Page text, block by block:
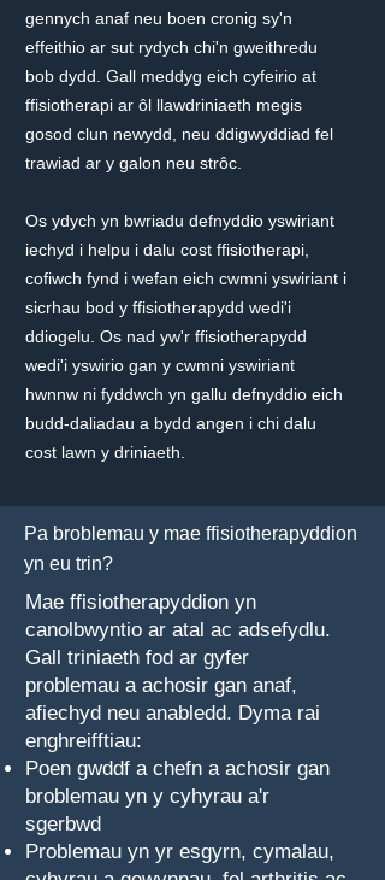
gennych anaf neu boen cronig sy'n
effeithio ar sut rydych chi'n gweithredu
bob dydd. Gall meddyg eich cyfeirio at
ffisiotherapi ar ôl llawdriniaeth megis
gosod clun newydd, neu ddigwyddiad fel
trawiad ar y galon neu strôc.
Os ydych yn bwriadu defnyddio yswiriant
iechyd i helpu i dalu cost ffisiotherapi,
cofiwch fynd i wefan eich cwmni yswiriant i
sicrhau bod y ffisiotherapydd wedi'i
ddiogelu. Os nad yw'r ffisiotherapydd
wedi'i yswirio gan y cwmni yswiriant
hwnnw ni fyddwch yn gallu defnyddio eich
budd-daliadau a bydd angen i chi dalu
cost lawn y driniaeth.
Pa broblemau y mae ffisiotherapyddion
yn eu trin?
Mae ffisiotherapyddion yn
canolbwyntio ar atal ac adsefydlu.
Gall triniaeth fod ar gyfer
problemau a achosir gan anaf,
afiechyd neu anabledd. Dyma rai
enghreifftiau:
Poen gwddf a chefn a achosir gan
broblemau yn y cyhyrau a'r
sgerbwd
Problemau yn yr esgyrn, cymalau,